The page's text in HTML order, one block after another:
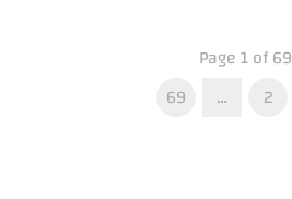
Page 1 of 69
2
…
69